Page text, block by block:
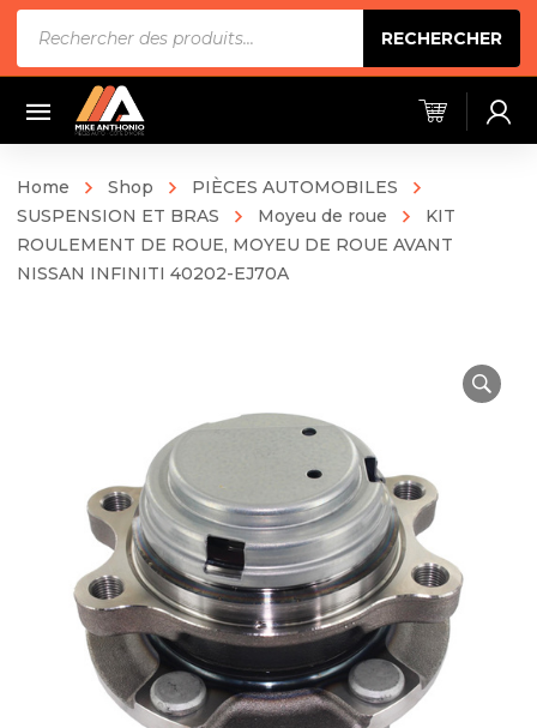
produits
RECHERCHER
Home Shop
PIÈCES AUTOMOBILES
SUSPENSION ET BRAS
Moyeu de roue
KIT
ROULEMENT DE ROUE, MOYEU DE ROUE AVANT
NISSAN INFINITI 40202-EJ70A